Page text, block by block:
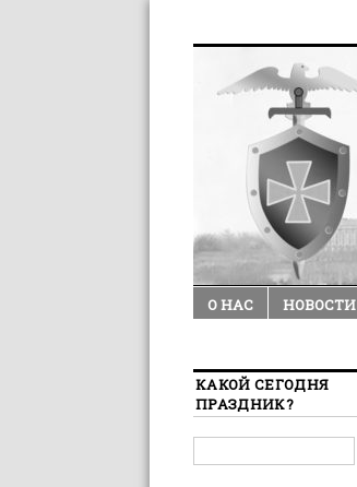
О НАС НОВОСТИ
КАКОЙ СЕГОДНЯ
ПРАЗДНИК?